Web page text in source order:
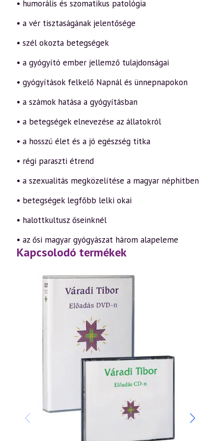
• humorális és szomatikus patológia
• a vér tisztaságának jelentősége
• szél okozta betegségek
• a gyógyító ember jellemző tulajdonságai
• gyógyítások felkelő Napnál és ünnepnapokon
• a számok hatása a gyógyításban
• a betegségek elnevezése az állatokról
• a hosszú élet és a jó egészség titka
• régi paraszti étrend
• a szexualitás megközelítése a magyar néphitben
• betegségek legfőbb lelki okai
• halottkultusz őseinknél
• az ősi magyar gyógyászat három alapeleme
Kapcsolodó termékek